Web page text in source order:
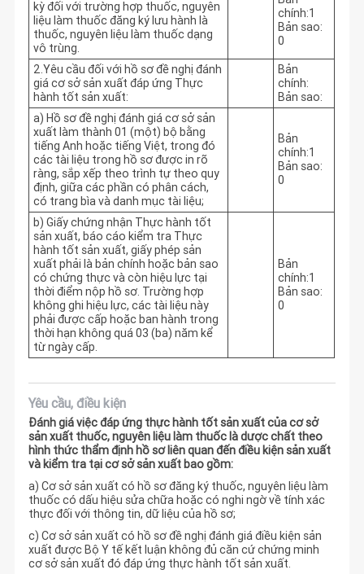
kỳ đối với trường hợp thuốc, nguyên
liệu làm thuốc đăng ký lưu hành là
thuốc, nguyên liệu làm thuốc dạng
vô trùng.
chính:1
Bản sao:
0
2.Yêu cầu đối với hồ sơ đề nghị đánh
giá cơ sở sản xuất đáp ứng Thực
hành tốt sản xuất:
Bản
chính:
Bản sao:
a) Hồ sơ đề nghị đánh giá cơ sở sản
xuất làm thành 01 (một) bộ bằng
tiếng Anh hoặc tiếng Việt, trong đó
các tài liệu trong hồ sơ được in rõ
ràng, sắp xếp theo trình tự theo quy
định, giữa các phần có phân cách,
có trang bìa và danh mục tài liệu;
Bản
chính:1
Bản sao:
0
b) Giấy chứng nhận Thực hành tốt
sản xuất, báo cáo kiểm tra Thực
hành tốt sản xuất, giấy phép sản
xuất phải là bản chính hoặc bản sao
có chứng thực và còn hiệu lực tại
thời điểm nộp hồ sơ. Trường hợp
không ghi hiệu lực, các tài liệu này
phải được cấp hoặc ban hành trong
thời hạn không quá 03 (ba) năm kể
từ ngày cấp.
Bản
chính:1
Bản sao:
0
Yêu cầu, điều kiện
Đánh giá việc đáp ứng thực hành tốt sản xuất của cơ sở
sản xuất thuốc, nguyên liệu làm thuốc là dược chất theo
hình thức thẩm định hồ sơ liên quan đến điều kiện sản xuất
và kiểm tra tại cơ sở sản xuất bao gồm:
a) Cơ sở sản xuất có hồ sơ đăng ký thuốc, nguyên liệu làm
thuốc có dấu hiệu sửa chữa hoặc có nghi ngờ về tính xác
thực đối với thông tin, dữ liệu của hồ sơ;
c) Cơ sở sản xuất có hồ sơ đề nghị đánh giá điều kiện sản
xuất được Bộ Y tế kết luận không đủ căn cứ chứng minh
cơ sở sản xuất đó đáp ứng thực hành tốt sản xuất.